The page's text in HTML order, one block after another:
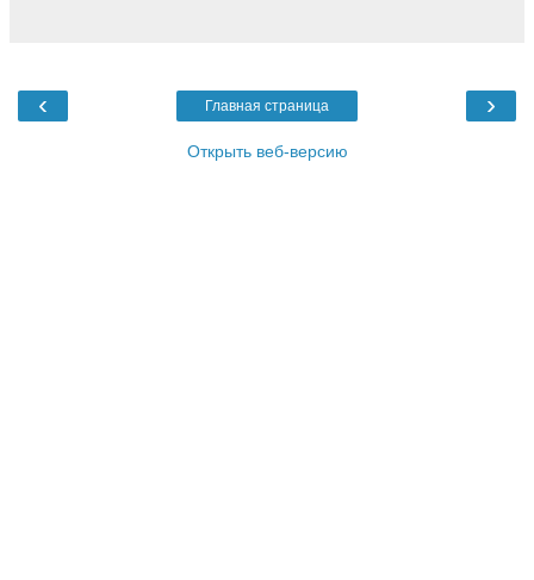
‹ ›
Главная страница
Открыть веб-версию